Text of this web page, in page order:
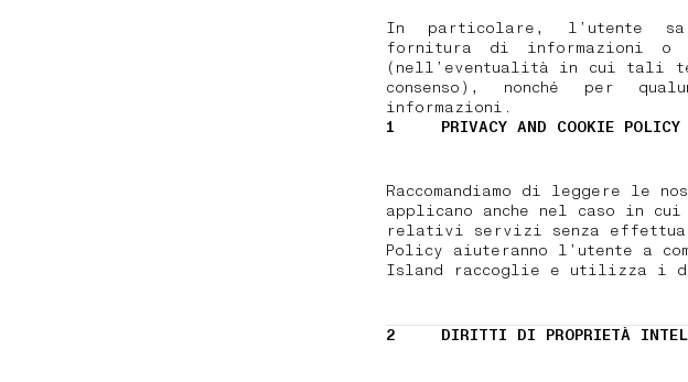
In particolare, l’utente
fornitura di informazioni
(nell’eventualità in cui tali
consenso), nonché per
informazioni.
1
PRIVACY AND COOKIE POLICY
Raccomandiamo di leggere le
applicano anche nel caso in
relativi servizi senza
Policy aiuteranno l’utente a
Island raccoglie e utilizza i
2 DIRITTI DI PROPRIETÀ